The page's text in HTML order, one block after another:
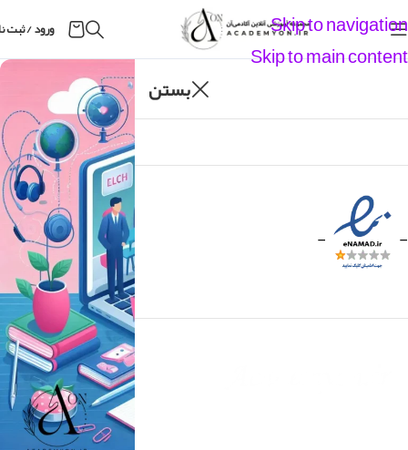
Skip to navigation
Skip to main content
ورود / ثبت
بستن
-
-